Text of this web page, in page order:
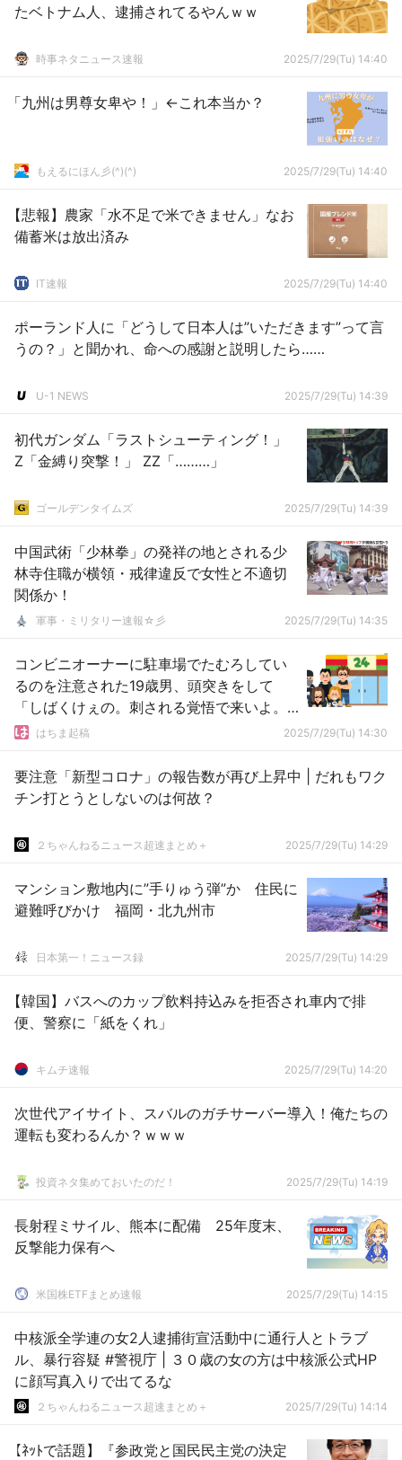
たベトナム人、逮捕されてるやんｗｗ
時事ネタニュース速報 2025/7/29(Tu) 14:40
「九州は男尊女卑や！」←これ本当か？
もえるにほん彡(^)(^) 2025/7/29(Tu) 14:40
【悲報】農家「水不足で米できません」なお
備蓄米は放出済み
IT速報 2025/7/29(Tu) 14:40
ポーランド人に「どうして日本人は”いただきます”って言
うの？」と聞かれ、命への感謝と説明したら……
U-1 NEWS 2025/7/29(Tu) 14:39
初代ガンダム「ラストシューティング！」
Z「金縛り突撃！」 ZZ「………」
ゴールデンタイムズ 2025/7/29(Tu) 14:39
中国武術「少林拳」の発祥の地とされる少
林寺住職が横領・戒律違反で女性と不適切
関係か！
軍事・ミリタリー速報☆彡 2025/7/29(Tu) 14:35
コンビニオーナーに駐車場でたむろしてい
るのを注意された19歳男、頭突きをして
「しばくけぇの。刺される覚悟で来いよ。
警告したけぇの」 → 逮捕
はちま起稿 2025/7/29(Tu) 14:30
要注意「新型コロナ」の報告数が再び上昇中 | だれもワク
チン打とうとしないのは何故？
２ちゃんねるニュース超速まとめ＋ 2025/7/29(Tu) 14:29
マンション敷地内に”手りゅう弾”か 住民に
避難呼びかけ 福岡・北九州市
日本第一！ニュース録 2025/7/29(Tu) 14:29
【韓国】バスへのカップ飲料持込みを拒否され車内で排
便、警察に「紙をくれ」
キムチ速報 2025/7/29(Tu) 14:20
次世代アイサイト、スバルのガチサーバー導入！俺たちの
運転も変わるんか？ｗｗｗ
投資ネタ集めておいたのだ！ 2025/7/29(Tu) 14:19
長射程ミサイル、熊本に配備 25年度末、
反撃能力保有へ
米国株ETFまとめ速報 2025/7/29(Tu) 14:15
中核派全学連の女2人逮捕街宣活動中に通行人とトラブ
ル、暴行容疑 #警視庁 | ３０歳の女の方は中核派公式HP
に顔写真入りで出てるな
２ちゃんねるニュース超速まとめ＋ 2025/7/29(Tu) 14:14
【ﾈｯﾄで話題】『参政党と国民民主党の決定